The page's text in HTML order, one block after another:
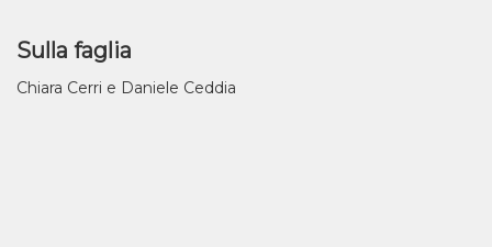
Sulla faglia
Chiara Cerri e Daniele Ceddia